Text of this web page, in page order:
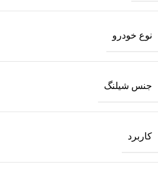
نوع خودرو
جنس شیلنگ
کاربرد